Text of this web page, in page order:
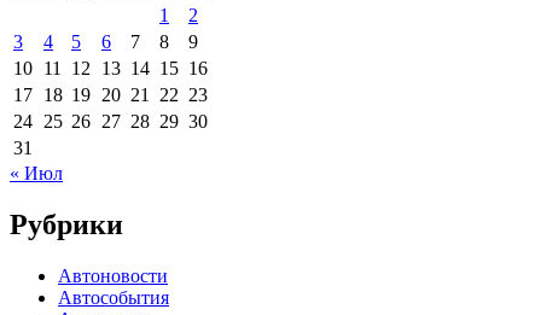
1
2
3
4 5 6 7 8
9
10 11 12 13 14 15 16
17 18 19 20 21 22 23
24 25 26 27 28 29 30
31
« Июл
Рубрики
Автоновости
Автособытия